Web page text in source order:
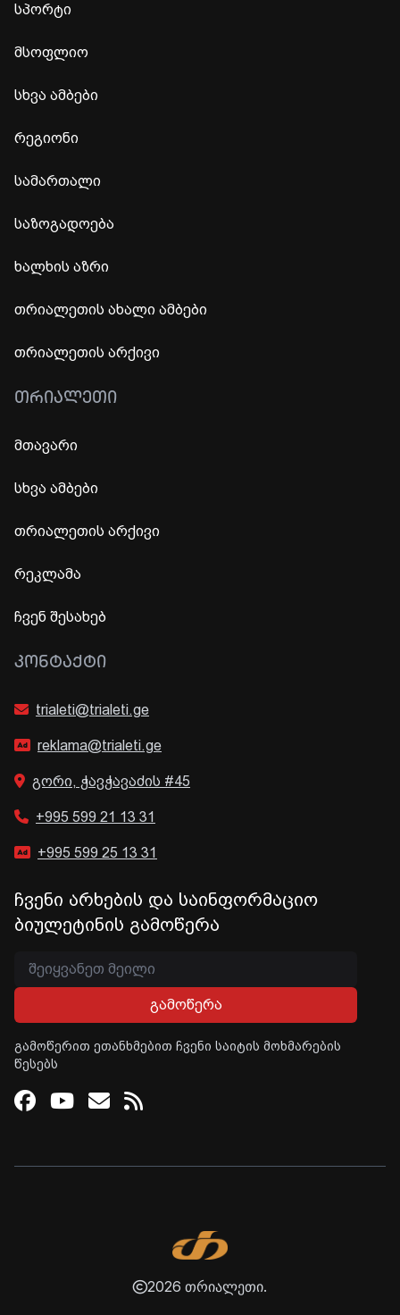
სპორტი
მსოფლიო
სხვა ამბები
რეგიონი
სამართალი
საზოგადოება
ხალხის აზრი
თრიალეთის ახალი ამბები
თრიალეთის არქივი
ᲗᲠᲘᲐᲚᲔᲗᲘ
მთავარი
სხვა ამბები
თრიალეთის არქივი
რეკლამა
ჩვენ შესახებ
ᲙᲝᲜᲢᲐᲥᲢᲘ
trialeti@trialeti.ge
reklama@trialeti.ge
გორი, ჭავჭავაძის #45
+995 599 21 13 31
+995 599 25 13 31
ჩვენი არხების და საინფორმაციო
ბიულეტინის გამოწერა
გამოწერა
გამოწერით ეთანხმებით ჩვენი საიტის მოხმარების
წესებს
Facebook
Youtube
Email
RSS
2026 თრიალეთი.